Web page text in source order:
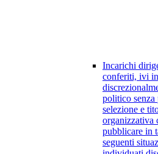
Incarichi
conferiti, ivi
politico senza
selezione e
organizzativa
pubblicare in
seguenti